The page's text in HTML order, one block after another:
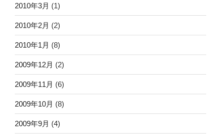
2010年3月 (1)
2010年2月 (2)
2010年1月 (8)
2009年12月 (2)
2009年11月 (6)
2009年10月 (8)
2009年9月 (4)